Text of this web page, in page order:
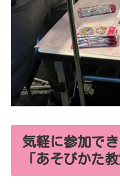
気軽に参加で
「あそびかた教